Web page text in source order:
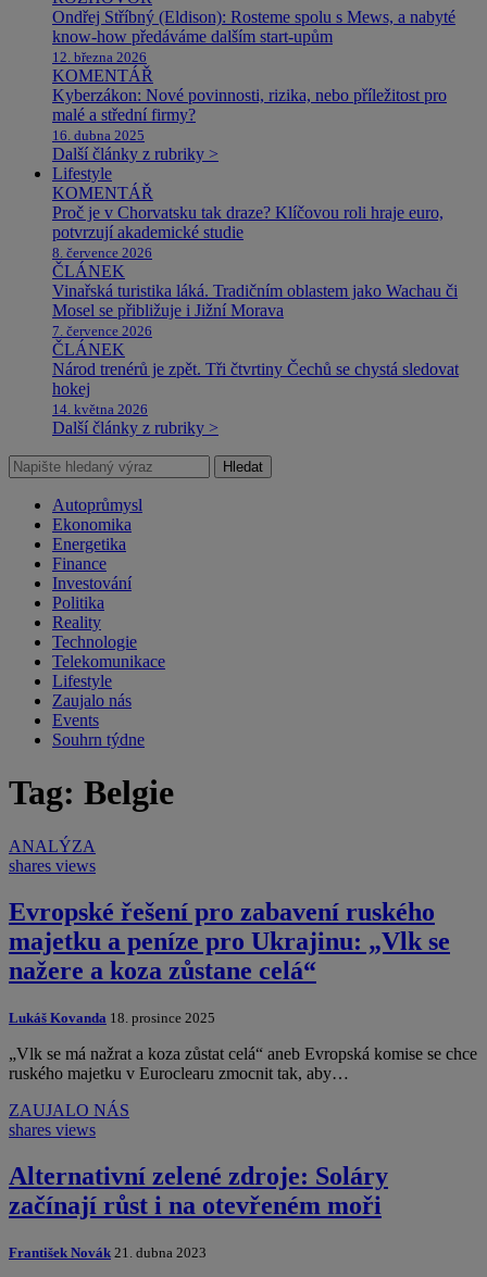
Ondřej Stříbný (Eldison): Rosteme spolu s Mews, a nabyté
know-how předáváme dalším start-upům
12. března 2026
KOMENTÁŘ
Kyberzákon: Nové povinnosti, rizika, nebo příležitost pro
malé a střední firmy?
16. dubna 2025
Další články z rubriky >
Lifestyle
KOMENTÁŘ
Proč je v Chorvatsku tak draze? Klíčovou roli hraje euro,
potvrzují akademické studie
8. července 2026
ČLÁNEK
Vinařská turistika láká. Tradičním oblastem jako Wachau či
Mosel se přibližuje i Jižní Morava
7. července 2026
ČLÁNEK
Národ trenérů je zpět. Tři čtvrtiny Čechů se chystá sledovat
hokej
14. května 2026
Další články z rubriky >
Hledat
Autoprůmysl
Ekonomika
Energetika
Finance
Investování
Politika
Reality
Technologie
Telekomunikace
Lifestyle
Zaujalo nás
Events
Souhrn týdne
Tag: Belgie
ANALÝZA
shares views
Evropské řešení pro zabavení ruského
majetku a peníze pro Ukrajinu: „Vlk se
nažere a koza zůstane celá“
Lukáš Kovanda 18. prosince 2025
„Vlk se má nažrat a koza zůstat celá“ aneb Evropská komise se chce
ruského majetku v Euroclearu zmocnit tak, aby…
ZAUJALO NÁS
shares views
Alternativní zelené zdroje: Soláry
začínají růst i na otevřeném moři
František Novák 21. dubna 2023